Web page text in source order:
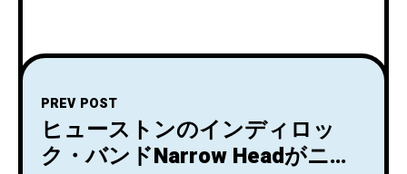
PREV POST
ヒューストンのインディロッ
ク・バンドNarrow Headがニュ